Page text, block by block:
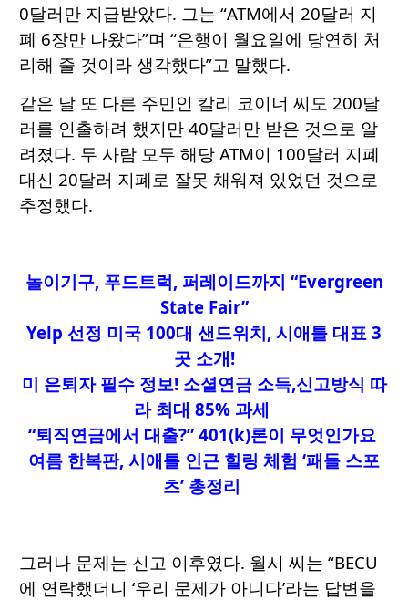
0달러만 지급받았다. 그는 “ATM에서 20달러 지
폐 6장만 나왔다”며 “은행이 월요일에 당연히 처
리해 줄 것이라 생각했다”고 말했다.
같은 날 또 다른 주민인 칼리 코이너 씨도 200달
러를 인출하려 했지만 40달러만 받은 것으로 알
려졌다. 두 사람 모두 해당 ATM이 100달러 지폐
대신 20달러 지폐로 잘못 채워져 있었던 것으로
추정했다.
놀이기구, 푸드트럭, 퍼레이드까지 “Evergreen
State Fair”
Yelp 선정 미국 100대 샌드위치, 시애틀 대표 3
곳 소개!
미 은퇴자 필수 정보! 소셜연금 소득,신고방식 따
라 최대 85% 과세
“퇴직연금에서 대출?” 401(k)론이 무엇인가요
여름 한복판, 시애틀 인근 힐링 체험 ‘패들 스포
츠’ 총정리
그러나 문제는 신고 이후였다. 월시 씨는 “BECU
에 연락했더니 ‘우리 문제가 아니다’라는 답변을